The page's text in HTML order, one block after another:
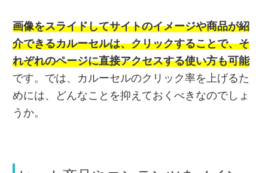
画像をスライドしてサイトのイメージや商品が紹
介できるカルーセルは、クリックすることで、そ
れぞれのページに直接アクセスする使い方も可能
です。では、カルーセルのクリック率を上げるた
めには、どんなことを抑えておくべきなのでしょ
うか。